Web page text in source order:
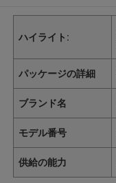
ハイライト:
パッケージの詳細
ブランド名
モデル番号
供給の能力